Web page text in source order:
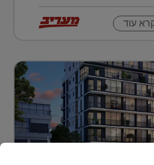
עוד